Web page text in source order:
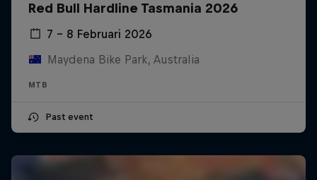
Red Bull Hardline Tasmania 2026
7 – 8 Februari 2026
Maydena Bike Park, Australia
MTB
Past event